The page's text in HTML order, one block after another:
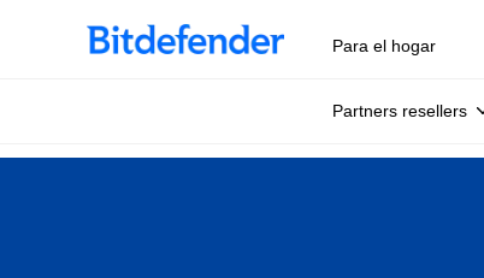
Para el hogar
Partners resellers